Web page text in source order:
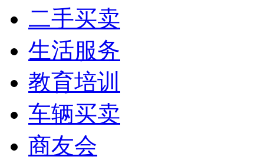
二手买卖
生活服务
教育培训
车辆买卖
商友会